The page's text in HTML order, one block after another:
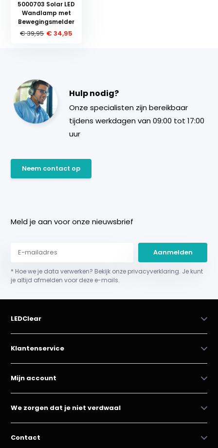
5000703 Solar LED
Wandlamp met
Bewegingsmelder
€ 39,95 € 34,95
Hulp nodig?
Onze specialisten zijn bereikbaar
tijdens werkdagen van 09:00 tot 17:00
uur
Neem contact op
Meld je aan voor onze nieuwsbrief
Aanmelden
* Hoe we je data verwerken? Bekijk onze privacyverklaring. Je kunt
je altijd afmelden voor deze e-mails.
LEDClear
Klantenservice
Mijn account
We zorgen dat je niet verdwaal
Contact